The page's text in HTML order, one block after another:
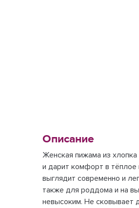
Описание
Женская пижама из
и дарит комфорт в
выглядит современно и
также для роддома и на
невысоким. Не сковывает